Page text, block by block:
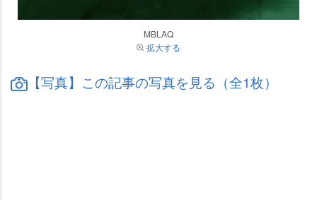
MBLAQ
拡大する
【写真】この記事の写真を見る（全1枚）